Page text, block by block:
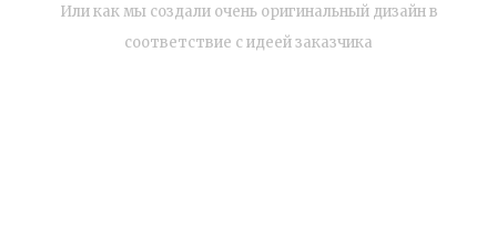
Или как мы создали очень оригинальный дизайн в
соответствие с идеей заказчика